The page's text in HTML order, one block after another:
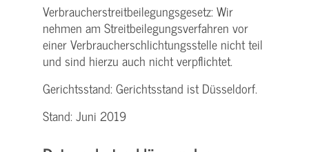
Verbraucher­streitbeilegungs­gesetz: Wir
nehmen am Streit­beilegungs­verfahren vor
einer Verbraucher­schlichtungs­stelle nicht teil
und sind hierzu auch nicht verpflichtet.
Gerichtsstand: Gerichtsstand ist Düsseldorf.
Stand: Juni 2019